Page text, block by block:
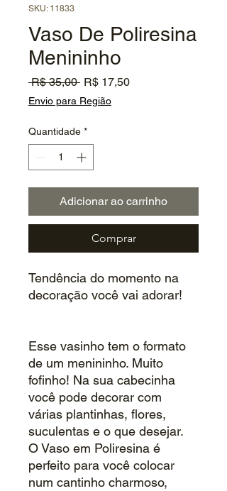
SKU: 11833
Vaso De Poliresina
Menininho
R$ 35,00 Preço
normal
R$ 17,50Preço
Envio para Região
Quantidade *
Adicionar ao carrinho
Comprar
Tendência do momento na
decoração você vai adorar!
Esse vasinho tem o formato
de um menininho. Muito
fofinho! Na sua cabecinha
você pode decorar com
várias plantinhas, flores,
suculentas e o que desejar.
O Vaso em Poliresina é
perfeito para você colocar
num cantinho charmoso,